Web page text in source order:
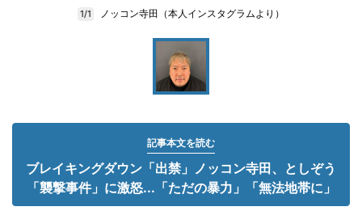
1/1 ノッコン寺田（本人インスタグラムより）
記事本文を読む
ブレイキングダウン「出禁」ノッコン寺田、としぞう
「襲撃事件」に激怒...「ただの暴力」「無法地帯に」